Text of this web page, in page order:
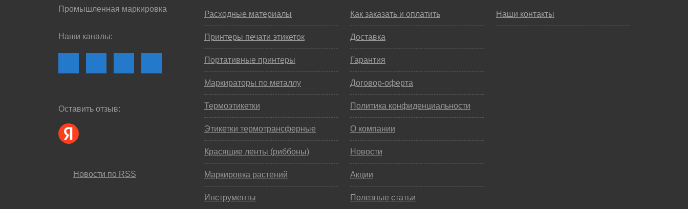
Промышленная маркировка
Наши каналы:
Оставить отзыв:
Новости по RSS
Расходные материалы
Принтеры печати этикеток
Портативные принтеры
Маркираторы по металлу
Термоэтикетки
Этикетки термотрансферные
Красящие ленты (риббоны)
Маркировка растений
Инструменты
Как заказать и оплатить
Доставка
Гарантия
Договор-оферта
Политика конфиденциальности
О компании
Новости
Акции
Полезные статьи
Наши контакты